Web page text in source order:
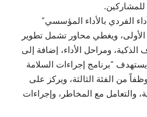
للمشاركين.
الفردي بالأداء المؤسسي”
الفئة الأولى، ويغطي محاور تشمل تطوير
الذكية، ومراحل الأداء، إضافة إلى
“برنامج إجراءات السلامة
والصحة المهنية” 23 موظفاً من الفئة الثالثة، ويركز على
والتعامل مع المخاطر، وإجراءات